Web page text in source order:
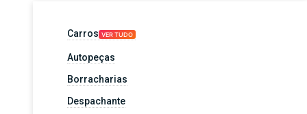
Carros VER TUDO
Autopeças
Borracharias
Despachante